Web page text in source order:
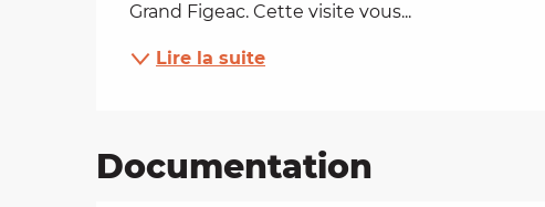
Grand Figeac. Cette visite vous...
Lire la suite
Documentation